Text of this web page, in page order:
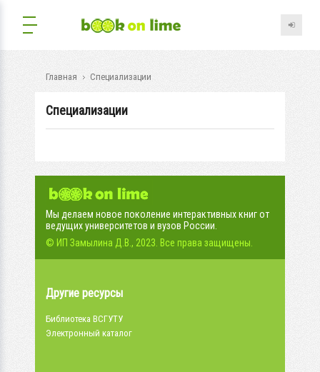
Главная Специализации
Специализации
Мы делаем новое поколение интерактивных книг от
ведущих университетов и вузов России.
© ИП Замылина Д.В., 2023. Все права защищены.
Другие ресурсы
Библиотека ВСГУТУ
Электронный каталог